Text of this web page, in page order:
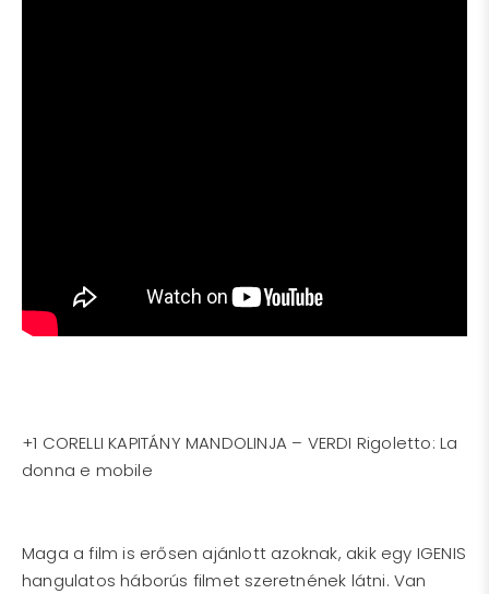
+1 CORELLI KAPITÁNY MANDOLINJA – VERDI Rigoletto: La
donna e mobile
Maga a film is erősen ajánlott azoknak, akik egy IGENIS
hangulatos háborús filmet szeretnének látni. Van